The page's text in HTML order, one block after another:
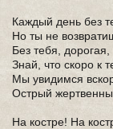
Каждый день без
Но ты не
Без тебя, дорогая,
Знай, что скоро к
Мы увидимся
Острый
На костре! На